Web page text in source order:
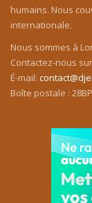
humains. Nous
internationale.
Nous sommes à
Contactez-nous sur
É-mail:
Boîte postale :